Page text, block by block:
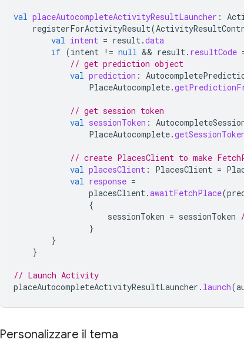
val placeAutocompleteActivityResultLauncher :
registerForActivityResult(
val intent = result.data
if (intent != null && result. resultCode
// get prediction object
val prediction :
PlaceAutocomplete.
// get session token
val sessionToken :
PlaceAutocomplete.
// create PlacesClient to make
val placesClient : PlacesClient =
val response =
placesClient.awaitFetchPlace(
{
sessionToken = sessionToken
}
}
}
// Launch Activity
placeAutocompleteActivityResultLauncher . launch(
Personalizzare il tema